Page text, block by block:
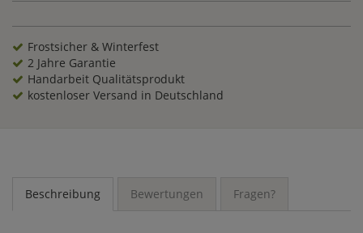
Frostsicher & Winterfest
2 Jahre Garantie
Handarbeit Qualitätsprodukt
kostenloser Versand in Deutschland
Beschreibung Bewertungen Fragen?